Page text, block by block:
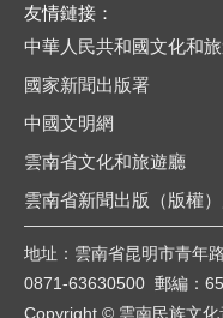
友情鏈接：
中華人民共和國文化和
國家新聞出版署
中國文明網
雲南省文化和旅遊廳
雲南省新聞出版（版權
地址：雲南省昆明市青年
0871-63630500 郵編：
Copyright © 雲南民族文